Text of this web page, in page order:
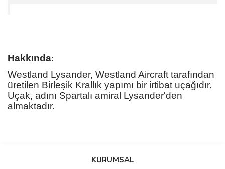
Hakkında:
Westland Lysander, Westland Aircraft tarafından
üretilen Birleşik Krallık yapımı bir irtibat uçağıdır.
Uçak, adını Spartalı amiral Lysander'den
almaktadır.
Bu ürüne ilk yorumu siz yapın!
KURUMSAL